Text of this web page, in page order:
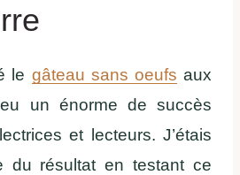
le gâteau sans oeufs aux
un énorme de succès
et lecteurs. J’étais
du résultat en testant ce